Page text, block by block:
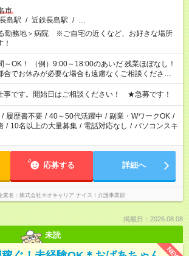
市
長島駅 / 近鉄長島駅 / …
勤務地＞病院 ※ご自宅の近くなど、お好きな場所
OK！ （例）9:00～18:00のあいだ 残業ほぼなし！
でお休みが必要な場合も遠慮なくご相談ください。
に合わせて調整可能です。 その他、 ＊週4日・
日勤のみ ＊土日休み ＊午前だけ・午後だけ ＊平日
録の際に、あなたのご希望をお聞か
。
事です。開始日はご相談ください！ ★急募です！
/ 履歴書不要 / 40～50代活躍中 / 副業・WワークOK /
/ 10名以上の大量募集 / 電話対応なし / パソコンスキ
応募する 詳細へ
業名 株式会社ネオキャリア ナイス！介護事業部
掲載日：2026.08.08
未読